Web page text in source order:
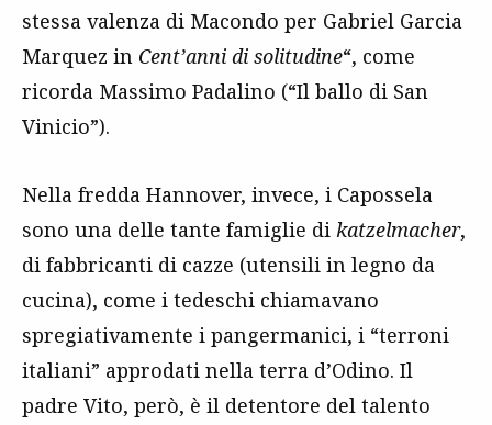
stessa valenza di Macondo per Gabriel Garcia
Marquez in Cent’anni di solitudine“, come
ricorda Massimo Padalino (“Il ballo di San
Vinicio”).
Nella fredda Hannover, invece, i Capossela
sono una delle tante famiglie di katzelmacher,
di fabbricanti di cazze (utensili in legno da
cucina), come i tedeschi chiamavano
spregiativamente i pangermanici, i “terroni
italiani” approdati nella terra d’Odino. Il
padre Vito, però, è il detentore del talento